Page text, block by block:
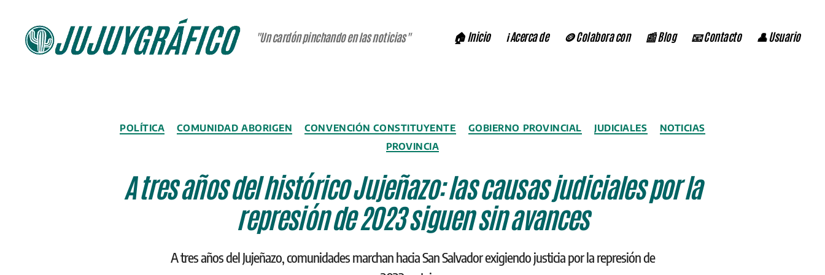
"Un cardón pinchando en las noticias" 🏠 Inicio ℹ️ Acerca de 🪙 Colabora con 📰 Blog 📧 Contacto 👤 Usuario
Categorías
POLÍTICA COMUNIDAD ABORIGEN CONVENCIÓN CONSTITUYENTE GOBIERNO PROVINCIAL JUDICIALES
NOTICIAS
PROVINCIA
A tres años del histórico Jujeñazo: las causas judiciales por la
represión de 2023 siguen sin avances
A tres años del Jujeñazo, comunidades marchan hacia San Salvador exigiendo justicia por la represión de